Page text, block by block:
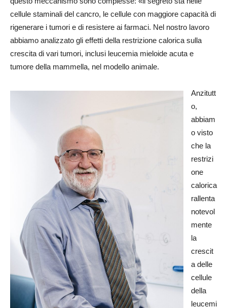
cellule staminali del cancro, le cellule con maggiore capacità di
rigenerare i tumori e di resistere ai farmaci. Nel nostro lavoro
abbiamo analizzato gli effetti della restrizione calorica sulla
crescita di vari tumori, inclusi leucemia mieloide acuta e
tumore della mammella, nel modello animale.
Anzitutt
o,
abbiam
o visto
che la
restrizi
one
calorica
rallenta
notevol
mente
la
crescit
a delle
cellule
della
leucemi